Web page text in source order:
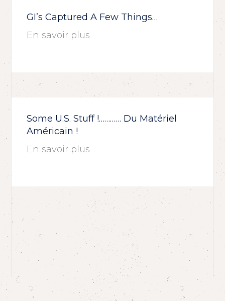
GI’s Captured A Few Things…
En savoir plus
Some U.S. Stuff !………… Du Matériel
Américain !
En savoir plus